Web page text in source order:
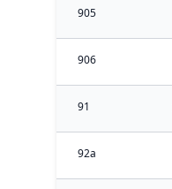
905
906
91
92a